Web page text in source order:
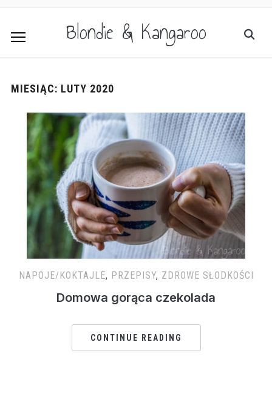
Blondie & Kangaroo
MIESIĄC: LUTY 2020
NAPOJE/KOKTAJLE, PRZEPISY, ZDROWE SŁODKOŚCI
Domowa gorąca czekolada
CONTINUE READING